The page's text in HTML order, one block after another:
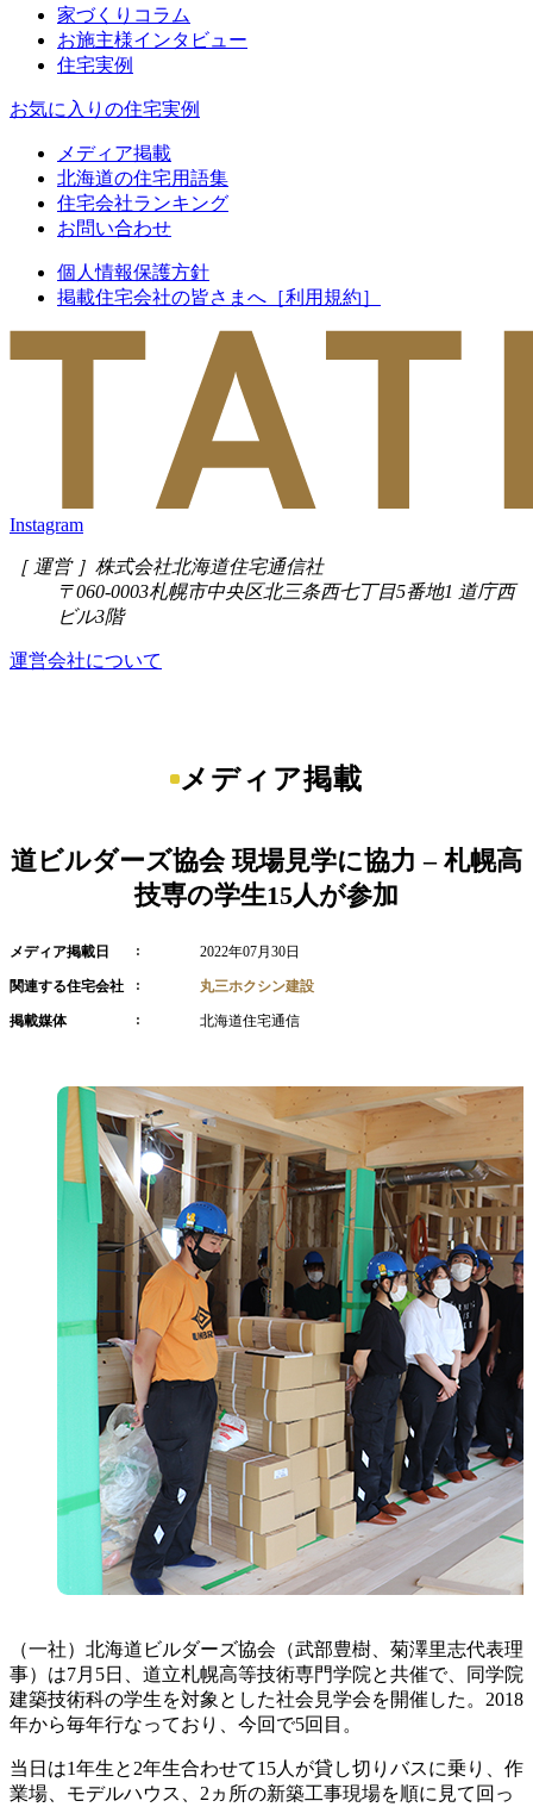
家づくりコラム
お施主様インタビュー
住宅実例
お気に入りの住宅実例
メディア掲載
北海道の住宅用語集
住宅会社ランキング
お問い合わせ
個人情報保護方針
掲載住宅会社の皆さまへ［利用規約］
Instagram
［ 運営 ］ 株式会社北海道住宅通信社
〒060-0003札幌市中央区北三条西七丁目5番地1 道庁西
ビル3階
運営会社について
メディア掲載
道ビルダーズ協会 現場見学に協力 – 札幌高
技専の学生15人が参加
メディア掲載日 2022年07月30日
関連する住宅会社 丸三ホクシン建設
掲載媒体 北海道住宅通信
（一社）北海道ビルダーズ協会（武部豊樹、菊澤里志代表理
事）は7月5日、道立札幌高等技術専門学院と共催で、同学院
建築技術科の学生を対象とした社会見学会を開催した。2018
年から毎年行なっており、今回で5回目。
当日は1年生と2年生合わせて15人が貸し切りバスに乗り、作
業場、モデルハウス、2ヵ所の新築工事現場を順に見て回っ